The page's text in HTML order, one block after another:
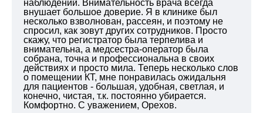
наблюдений. Внимательность врача всегда
внушает большое доверие. Я в клинике был
несколько взволнован, рассеян, и поэтому не
спросил, как зовут других сотрудников. Просто
скажу, что регистратор была терпелива и
внимательна, а медсестра-оператор была
собрана, точна и профессиональна в своих
действиях и просто мила. Теперь несколько слов
о помещении КТ, мне понравилась ожидальня
для пациентов - большая, удобная, светлая, и
конечно, чистая, т.к. постоянно убирается.
Комфортно. С уважением, Орехов.